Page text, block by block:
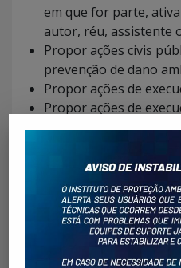
em que for parte,
autor, réu, assistente
Propor ações civis
prevenção de dano
Propor ações de
Propor ações de
Propor ações de
Propor ações de
acompanhamento,
Instituto;
Assessorar o
processo de
de projetos de lei,